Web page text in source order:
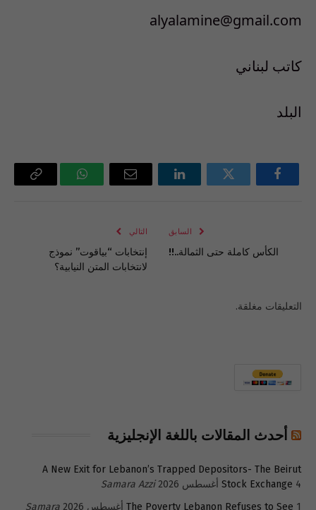
alyalamine@gmail.com
كاتب لبناني
البلد
فيسبوك تويتر لينكدإن
البريد
واتساب Copy
السابق
الكأس كاملة حتى الثمالة..!!
التالي
إنتخابات “بياقوت” نموذج
لانتخابات المتن النيابية؟
التعليقات مغلقة.
أحدث المقالات باللغة الإنجليزية
A New Exit for Lebanon’s Trapped Depositors- The Beirut
Stock Exchange 4 أغسطس 2026
Samara Azzi
The Poverty Lebanon Refuses to See 1 أغسطس 2026
Samara